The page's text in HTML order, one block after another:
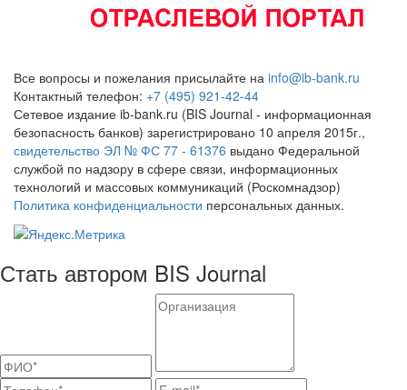
Все вопросы и пожелания присылайте на info@ib-bank.ru
Контактный телефон: +7 (495) 921-42-44
Сетевое издание ib-bank.ru (BIS Journal - информационная
безопасность банков) зарегистрировано 10 апреля 2015г.,
свидетельство ЭЛ № ФС 77 - 61376 выдано Федеральной
службой по надзору в сфере связи, информационных
технологий и массовых коммуникаций (Роскомнадзор)
Политика конфиденциальности персональных данных.
Стать автором BIS Journal